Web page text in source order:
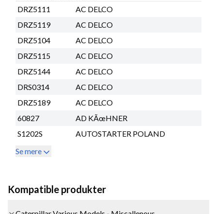
DRZ5111
AC DELCO
DRZ5119
AC DELCO
DRZ5104
AC DELCO
DRZ5115
AC DELCO
DRZ5144
AC DELCO
DRS0314
AC DELCO
DRZ5189
AC DELCO
60827
AD KÃœHNER
S1202S
AUTOSTARTER POLAND
Se mere
Kompatible produkter